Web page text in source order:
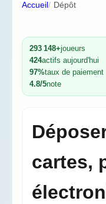
Accueil Dépôt
293 148+joueurs
424actifs aujourd'hui
97%taux de paiement
4.8/5note
cartes,